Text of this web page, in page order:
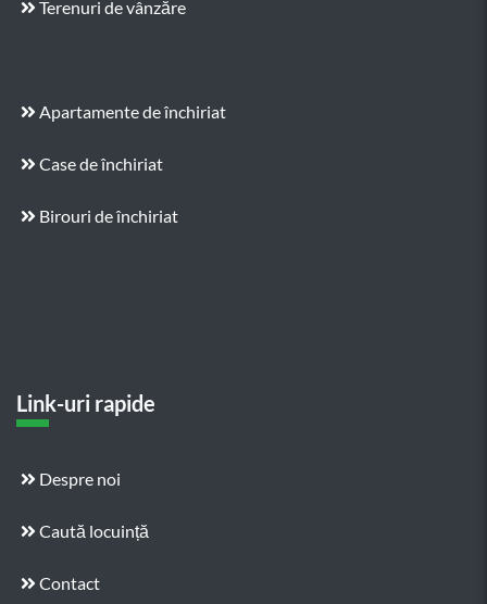
Terenuri de vânzăre
Apartamente de închiriat
Case de închiriat
Birouri de închiriat
Link-uri rapide
Despre noi
Caută locuință
Contact